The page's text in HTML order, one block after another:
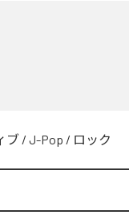
ブ / J-Pop / ロック